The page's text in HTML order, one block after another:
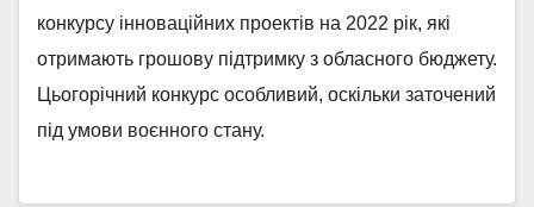
конкурсу інноваційних проектів на 2022 рік, які
отримають грошову підтримку з обласного бюджету.
Цьогорічний конкурс особливий, оскільки заточений
під умови воєнного стану.